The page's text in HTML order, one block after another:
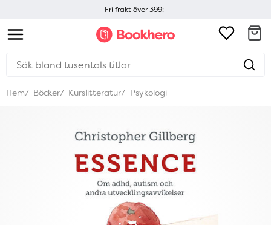
Fri frakt över 399:-
Hem Böcker Kurslitteratur Psykologi